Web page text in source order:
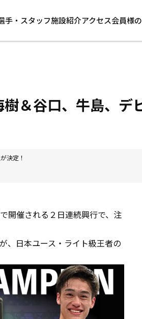
手・スタッフ施設紹介アクセス会員様
アクセス
＆谷口、牛島、デ
決定！
開催される２日連続興行で、注
、日本ユース・ライト級王者の